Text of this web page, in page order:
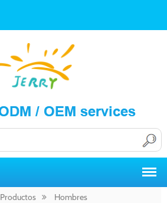
Productos Hombres